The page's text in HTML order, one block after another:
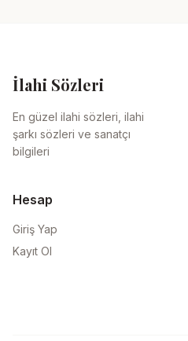
İlahi Sözleri
En güzel ilahi sözleri, ilahi
şarkı sözleri ve sanatçı
bilgileri
Hesap
Giriş Yap
Kayıt Ol